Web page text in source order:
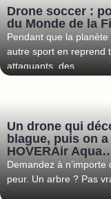
Drone soccer :
du Monde de la
Pendant que la
autre sport en reprend
attaquants, des
Un drone qui
blague, puis on
HOVERAir
Demandez à
peur. Un arbre ? Pas